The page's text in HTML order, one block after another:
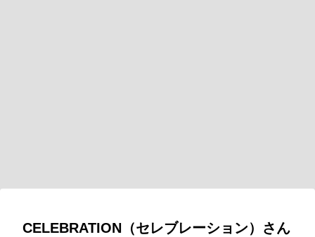
CELEBRATION（セレブレーション）さん